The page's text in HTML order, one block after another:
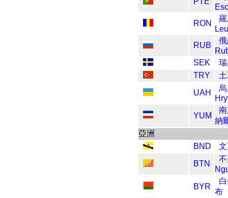
RON
RUB
SEK
TRY
UAH
YUM
納
亞洲
BND
BTN
BYR
布